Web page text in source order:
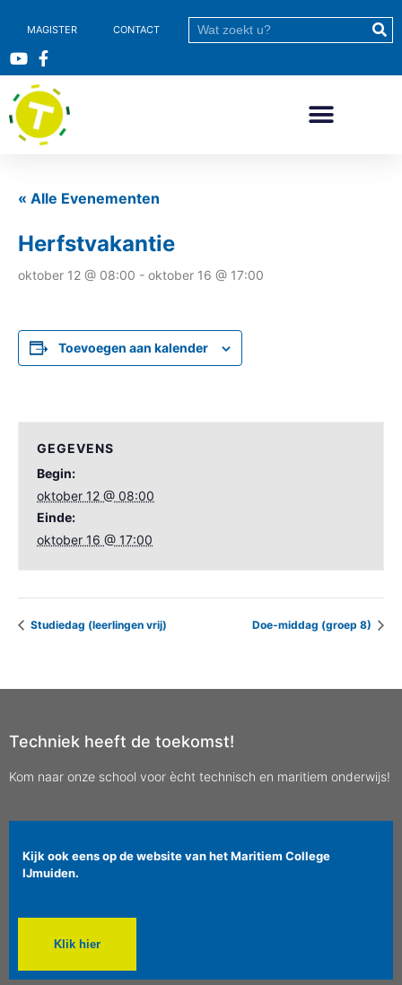
MAGISTER CONTACT
« Alle Evenementen
Herfstvakantie
oktober 12 @ 08:00 - oktober 16 @ 17:00
Toevoegen aan kalender
GEGEVENS
Begin:
oktober 12 @ 08:00
Einde:
oktober 16 @ 17:00
Studiedag (leerlingen vrij) Doe-middag (groep 8)
Techniek heeft de toekomst!
Kom naar onze school voor ècht technisch en maritiem onderwijs!
Kijk ook eens op de website van het Maritiem College
IJmuiden.
Klik hier